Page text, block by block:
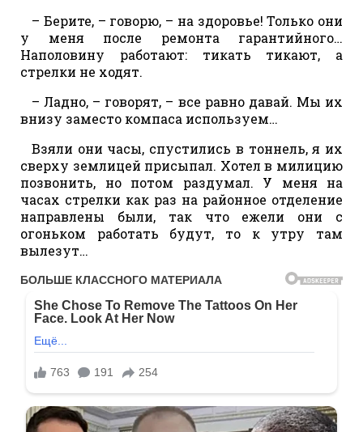
– Берите, – говорю, – на здоровье! Только они
у меня после ремонта гарантийного…
Наполовину работают: тикать тикают, а
стрелки не ходят.
– Ладно, – говорят, – все равно давай. Мы их
внизу заместо компаса используем…
Взяли они часы, спустились в тоннель, я их
сверху землицей присыпал. Хотел в милицию
позвонить, но потом раздумал. У меня на
часах стрелки как раз на районное отделение
направлены были, так что ежели они с
огоньком работать будут, то к утру там
вылезут…